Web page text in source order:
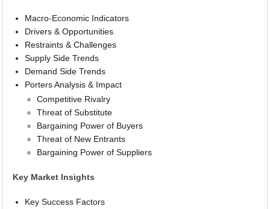
Macro-Economic Indicators
Drivers & Opportunities
Restraints & Challenges
Supply Side Trends
Demand Side Trends
Porters Analysis & Impact
Competitive Rivalry
Threat of Substitute
Bargaining Power of Buyers
Threat of New Entrants
Bargaining Power of Suppliers
Key Market Insights
Key Success Factors